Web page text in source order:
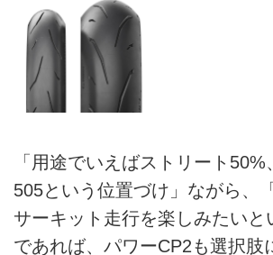
「用途でいえばストリート50%
505という位置づけ」ながら、
サーキット走行を楽しみたいと
であれば、パワーCP2も選択肢